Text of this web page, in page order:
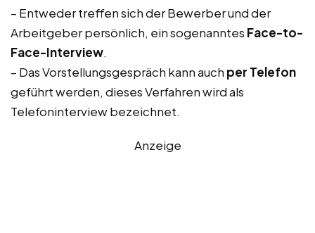
– Entweder treffen sich der Bewerber und der
Arbeitgeber persönlich, ein sogenanntes Face-to-
Face-Interview.
– Das Vorstellungsgespräch kann auch per Telefon
geführt werden, dieses Verfahren wird als
Telefoninterview bezeichnet.
Anzeige